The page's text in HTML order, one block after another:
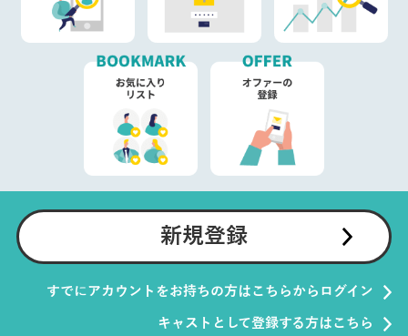
新規登録
すでにアカウントをお持ちの方はこちらからログイン
キャストとして登録する方はこちら